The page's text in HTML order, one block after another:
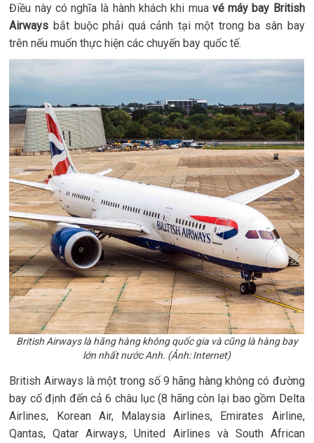
Điều này có nghĩa là hành khách khi mua vé máy bay British
Airways bắt buộc phải quá cảnh tại một trong ba sân bay
trên nếu muốn thực hiện các chuyến bay quốc tế.
British Airways là hãng hàng không quốc gia và cũng là hàng bay
lớn nhất nước Anh. (Ảnh: Internet)
British Airways là một trong số 9 hãng hàng không có đường
bay cố định đến cả 6 châu lục (8 hãng còn lại bao gồm Delta
Airlines, Korean Air, Malaysia Airlines, Emirates Airline,
Qantas, Qatar Airways, United Airlines và South African